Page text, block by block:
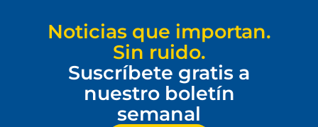
Noticias que importan.
Sin ruido.
Suscríbete gratis a
nuestro boletín
semanal